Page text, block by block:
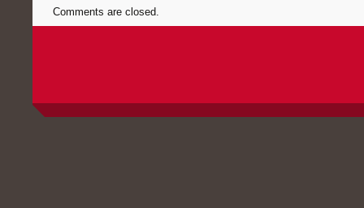
Comments are closed.